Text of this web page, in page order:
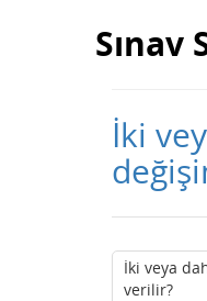
Sınav
İki
İki veya
verilir?